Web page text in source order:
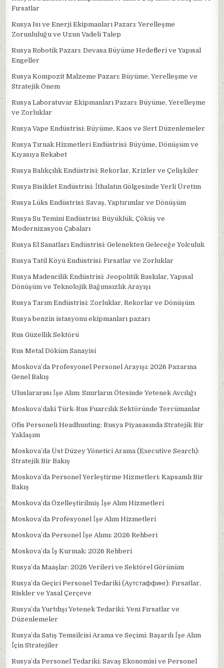
Fırsatlar
Rusya Isı ve Enerji Ekipmanları Pazarı: Yerelleşme
Zorunluluğu ve Uzun Vadeli Talep
Rusya Robotik Pazarı: Devasa Büyüme Hedefleri ve Yapısal
Engeller
Rusya Kompozit Malzeme Pazarı: Büyüme, Yerelleşme ve
Stratejik Önem
Rusya Laboratuvar Ekipmanları Pazarı: Büyüme, Yerelleşme
ve Zorluklar
Rusya Vape Endüstrisi: Büyüme, Kaos ve Sert Düzenlemeler
Rusya Tırnak Hizmetleri Endüstrisi: Büyüme, Dönüşüm ve
Kıyasıya Rekabet
Rusya Balıkçılık Endüstrisi: Rekorlar, Krizler ve Çelişkiler
Rusya Bisiklet Endüstrisi: İthalatın Gölgesinde Yerli Üretim
Rusya Lüks Endüstrisi: Savaş, Yaptırımlar ve Dönüşüm
Rusya Su Temini Endüstrisi: Büyüklük, Çöküş ve
Modernizasyon Çabaları
Rusya El Sanatları Endüstrisi: Gelenekten Geleceğe Yolculuk
Rusya Tatil Köyü Endüstrisi: Fırsatlar ve Zorluklar
Rusya Madencilik Endüstrisi: Jeopolitik Baskılar, Yapısal
Dönüşüm ve Teknolojik Bağımsızlık Arayışı
Rusya Tarım Endüstrisi: Zorluklar, Rekorlar ve Dönüşüm
Rusya benzin istasyonu ekipmanları pazarı
Rus Güzellik Sektörü
Rus Metal Döküm Sanayisi
Moskova’da Profesyonel Personel Arayışı: 2026 Pazarına
Genel Bakış
Uluslararası İşe Alım: Sınırların Ötesinde Yetenek Avcılığı
Moskova’daki Türk-Rus Fuarcılık Sektöründe Tercümanlar
Ofis Personeli Headhunting: Rusya Piyasasında Stratejik Bir
Yaklaşım
Moskova’da Üst Düzey Yönetici Arama (Executive Search):
Stratejik Bir Bakış
Moskova’da Personel Yerleştirme Hizmetleri: Kapsamlı Bir
Bakış
Moskova’da Özelleştirilmiş İşe Alım Hizmetleri
Moskova’da Profesyonel İşe Alım Hizmetleri
Moskova’da Personel İşe Alımı: 2026 Rehberi
Moskova’da İş Kurmak: 2026 Rehberi
Rusya’da Maaşlar: 2026 Verileri ve Sektörel Görünüm
Rusya’da Geçici Personel Tedariki (Aутстаффинг): Fırsatlar,
Riskler ve Yasal Çerçeve
Rusya’da Yurtdışı Yetenek Tedariki: Yeni Fırsatlar ve
Düzenlemeler
Rusya’da Satış Temsilcisi Arama ve Seçimi: Başarılı İşe Alım
İçin Stratejiler
Rusya’da Personel Tedariki: Savaş Ekonomisi ve Personel